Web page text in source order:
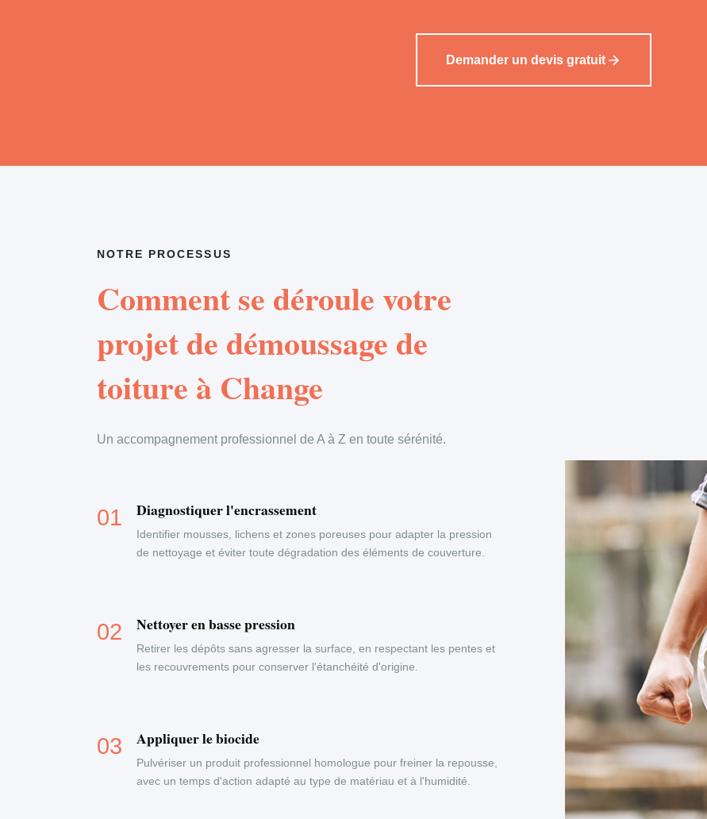
Demander un devis gratuit
NOTRE PROCESSUS
Comment se déroule votre
projet de démoussage de
toiture à Change
Un accompagnement professionnel de A à Z en toute sérénité.
Diagnostiquer l'encrassement
Identifier mousses, lichens et zones poreuses pour adapter la pression
de nettoyage et éviter toute dégradation des éléments de couverture.
Nettoyer en basse pression
Retirer les dépôts sans agresser la surface, en respectant les pentes et
les recouvrements pour conserver l'étanchéité d'origine.
Appliquer le biocide
Pulvériser un produit professionnel homologue pour freiner la repousse,
avec un temps d'action adapté au type de matériau et à l'humidité.